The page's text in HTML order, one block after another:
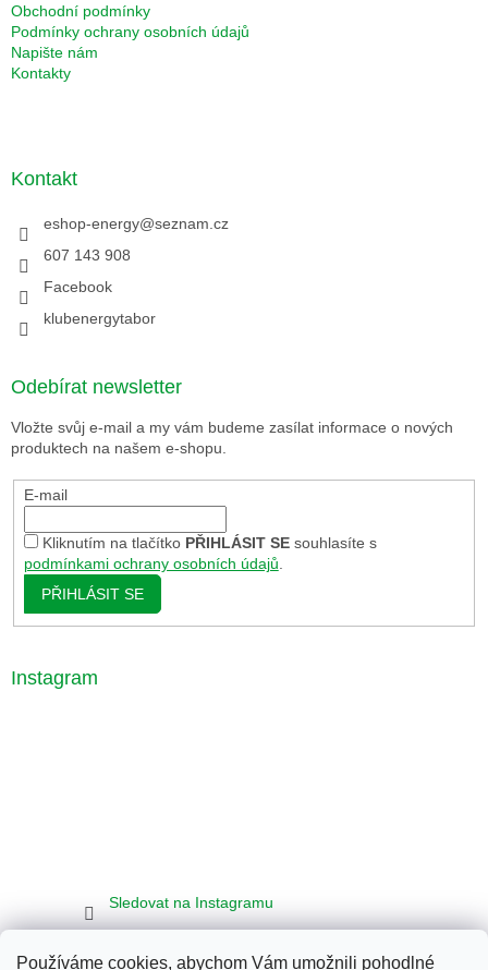
Používáme cookies, abychom Vám umožnili pohodlné
Obchodní podmínky
Podmínky ochrany osobních údajů
Napište nám
Kontakty
Kontakt
eshop-energy@seznam.cz
607 143 908
Facebook
klubenergytabor
Odebírat newsletter
Vložte svůj e-mail a my vám budeme zasílat informace o nových
produktech na našem e-shopu.
E-mail
Kliknutím na tlačítko PŘIHLÁSIT SEsouhlasíte s
podmínkami ochrany osobních údajů.
PŘIHLÁSIT SE
Instagram
Sledovat na Instagramu
Seznam Google Bing